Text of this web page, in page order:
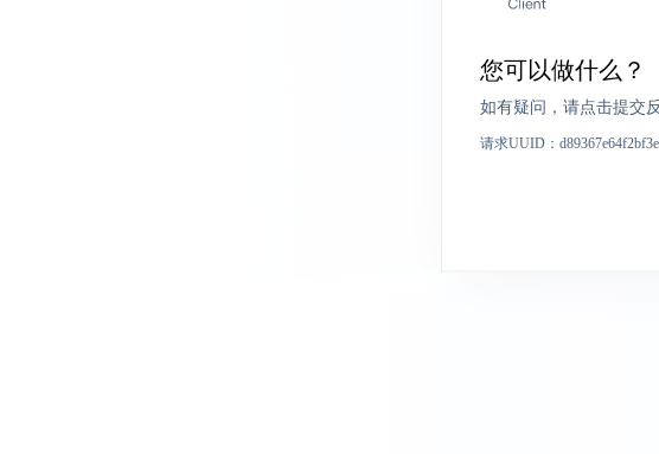
您可以做什么？
如有疑问，请点击提交
请求UUID：